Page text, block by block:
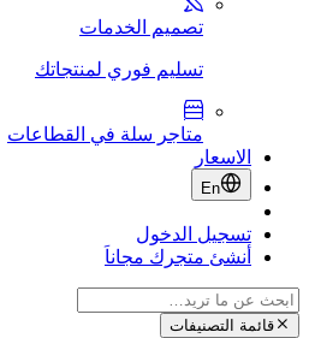
تصميم الخدمات
تسليم فوري لمنتجاتك
متاجر سلة في القطاعات
الاسعار
En
تسجيل الدخول
أنشئ متجرك مجاناَ
قائمة التصنيفات